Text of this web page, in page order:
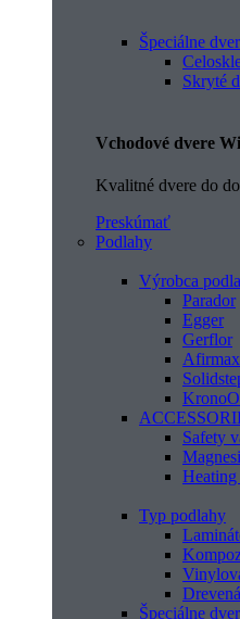
Špeciálne
Skryté
Vchodové dvere
Kvalitné dvere do
Preskúmať
Podlahy
Výrobca
Parador
Egger
Gerflor
Afirmax
Safety
Heating
Typ podlahy
Drevená
Špeciálne